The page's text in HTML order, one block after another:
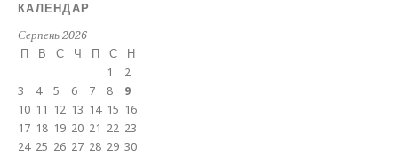
КАЛЕНДАР
Серпень 2026
П
В С Ч П С Н
1
2
3
4 5 6 7 8
9
10 11 12 13 14 15 16
17 18 19 20 21 22 23
24 25 26 27 28 29 30